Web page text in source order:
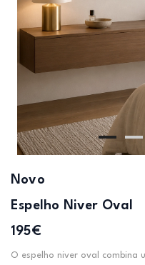
Novo
Espelho Niver Oval
195€
O espelho niver oval combina